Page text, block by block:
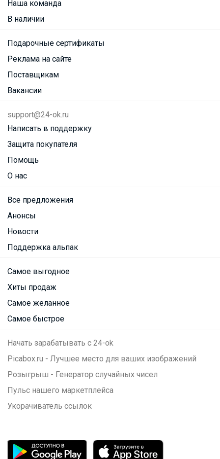
Наша команда
В наличии
Подарочные сертификаты
Реклама на сайте
Поставщикам
Вакансии
support@24-ok.ru
Написать в поддержку
Защита покупателя
Помощь
О нас
Все предложения
Анонсы
Новости
Поддержка альпак
Самое выгодное
Хиты продаж
Самое желанное
Самое быстрое
Начать зарабатывать с 24-ok
Picabox.ru - Лучшее место для ваших изображений
Розыгрыш - Генератор случайных чисел
Пульс нашего маркетплейса
Укорачиватель ссылок